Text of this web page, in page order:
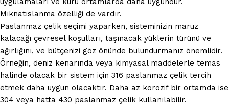
Mıknatıslanma özelliği de vardır.
Paslanmaz çelik seçimi yaparken, sisteminizin maruz
kalacağı çevresel koşulları, taşınacak yüklerin türünü ve
ağırlığını, ve bütçenizi göz önünde bulundurmanız önemlidir.
Örneğin, deniz kenarında veya kimyasal maddelerle temas
halinde olacak bir sistem için 316 paslanmaz çelik tercih
etmek daha uygun olacaktır. Daha az korozif bir ortamda ise
304 veya hatta 430 paslanmaz çelik kullanılabilir.